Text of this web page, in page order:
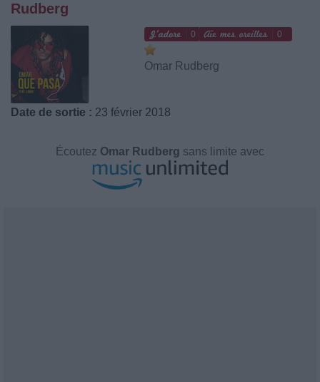
Rudberg
0 0
Omar Rudberg
Date de sortie : 23 février 2018
Écoutez Omar Rudberg sans limite avec